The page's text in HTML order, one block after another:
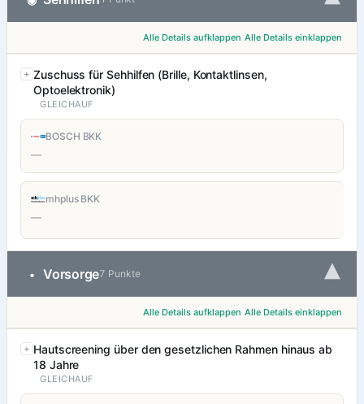
Alle Details aufklappen Alle Details einklappen
Zuschuss für Sehhilfen (Brille, Kontaktlinsen,
Optoelektronik)
GLEICHAUF
BOSCH BKK
—
mhplus BKK
—
• Vorsorge7 Punkte ▾
Alle Details aufklappen Alle Details einklappen
Hautscreening über den gesetzlichen Rahmen hinaus ab
18 Jahre
GLEICHAUF